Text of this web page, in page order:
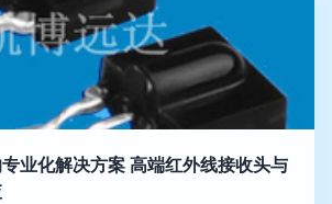
业化解决方案 高端红外线接收头与